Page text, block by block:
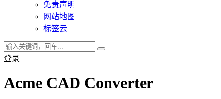
免责声明
网站地图
标签云
登录
Acme CAD Converter